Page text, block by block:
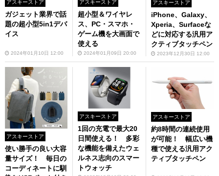
アスキーストア
ガジェット業界で話
題の超小型5in1デバ
イス
2024年01月10日 12:00
アスキーストア
超小型＆ワイヤレ
ス、PC・スマホ・
ゲーム機を大画面で
使える
2024年01月09日 20:00
アスキーストア
iPhone、Galaxy、
Xperia、Surfaceな
どに対応する汎用ア
クティブタッチペン
2023年12月30日 12:00
アスキーストア
使い勝手の良い大容
量サイズ！ 毎日の
コーディネートに馴
アスキーストア
1回の充電で最大20
日間使える！ 多彩
な機能を備えたウェ
ルネス志向のスマー
トウォッチ
アスキーストア
約8時間の連続使用
が可能！ 幅広い機
種で使える汎用アク
ティブタッチペン